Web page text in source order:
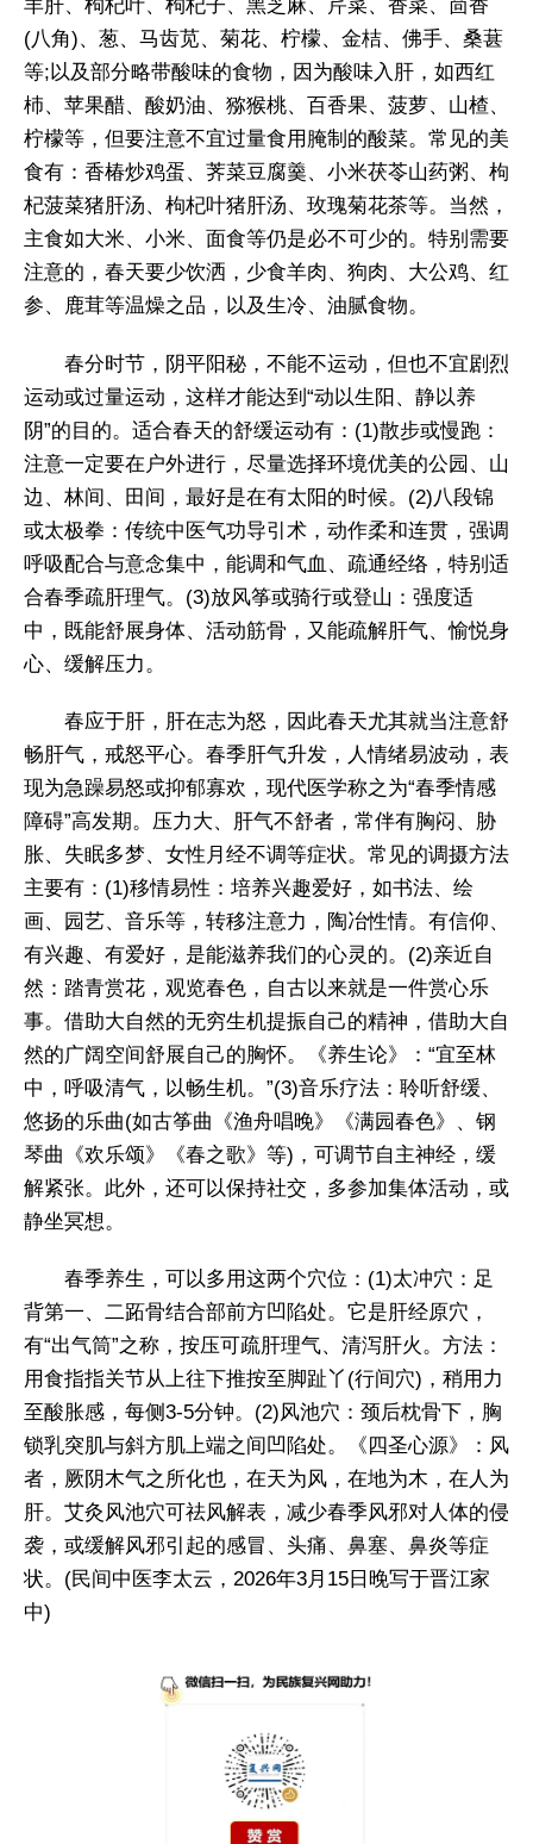
羊肝、枸杞叶、枸杞子、黑芝麻、芹菜、香菜、茴香
(八角)、葱、马齿苋、菊花、柠檬、金桔、佛手、桑葚
等;以及部分略带酸味的食物，因为酸味入肝，如西红
杮、苹果醋、酸奶油、猕猴桃、百香果、菠萝、山楂、
柠檬等，但要注意不宜过量食用腌制的酸菜。常见的美
食有：香椿炒鸡蛋、荠菜豆腐羹、小米茯苓山药粥、枸
杞菠菜猪肝汤、枸杞叶猪肝汤、玫瑰菊花茶等。当然，
主食如大米、小米、面食等仍是必不可少的。特别需要
注意的，春天要少饮洒，少食羊肉、狗肉、大公鸡、红
参、鹿茸等温燥之品，以及生冷、油腻食物。
春分时节，阴平阳秘，不能不运动，但也不宜剧烈
运动或过量运动，这样才能达到“动以生阳、静以养
阴”的目的。适合春天的舒缓运动有：(1)散步或慢跑：
注意一定要在户外进行，尽量选择环境优美的公园、山
边、林间、田间，最好是在有太阳的时候。(2)八段锦
或太极拳：传统中医气功导引术，动作柔和连贯，强调
呼吸配合与意念集中，能调和气血、疏通经络，特别适
合春季疏肝理气。(3)放风筝或骑行或登山：强度适
中，既能舒展身体、活动筋骨，又能疏解肝气、愉悦身
心、缓解压力。
春应于肝，肝在志为怒，因此春天尤其就当注意舒
畅肝气，戒怒平心。春季肝气升发，人情绪易波动，表
现为急躁易怒或抑郁寡欢，现代医学称之为“春季情感
障碍”高发期。压力大、肝气不舒者，常伴有胸闷、胁
胀、失眠多梦、女性月经不调等症状。常见的调摄方法
主要有：(1)移情易性：培养兴趣爱好，如书法、绘
画、园艺、音乐等，转移注意力，陶冶性情。有信仰、
有兴趣、有爱好，是能滋养我们的心灵的。(2)亲近自
然：踏青赏花，观览春色，自古以来就是一件赏心乐
事。借助大自然的无穷生机提振自己的精神，借助大自
然的广阔空间舒展自己的胸怀。《养生论》：“宜至林
中，呼吸清气，以畅生机。”(3)音乐疗法：聆听舒缓、
悠扬的乐曲(如古筝曲《渔舟唱晚》《满园春色》、钢
琴曲《欢乐颂》《春之歌》等)，可调节自主神经，缓
解紧张。此外，还可以保持社交，多参加集体活动，或
静坐冥想。
春季养生，可以多用这两个穴位：(1)太冲穴：足
背第一、二跖骨结合部前方凹陷处。它是肝经原穴，
有“出气筒”之称，按压可疏肝理气、清泻肝火。方法：
用食指指关节从上往下推按至脚趾丫(行间穴)，稍用力
至酸胀感，每侧3-5分钟。(2)风池穴：颈后枕骨下，胸
锁乳突肌与斜方肌上端之间凹陷处。《四圣心源》：风
者，厥阴木气之所化也，在天为风，在地为木，在人为
肝。艾灸风池穴可祛风解表，减少春季风邪对人体的侵
袭，或缓解风邪引起的感冒、头痛、鼻塞、鼻炎等症
状。(民间中医李太云，2026年3月15日晚写于晋江家
中)